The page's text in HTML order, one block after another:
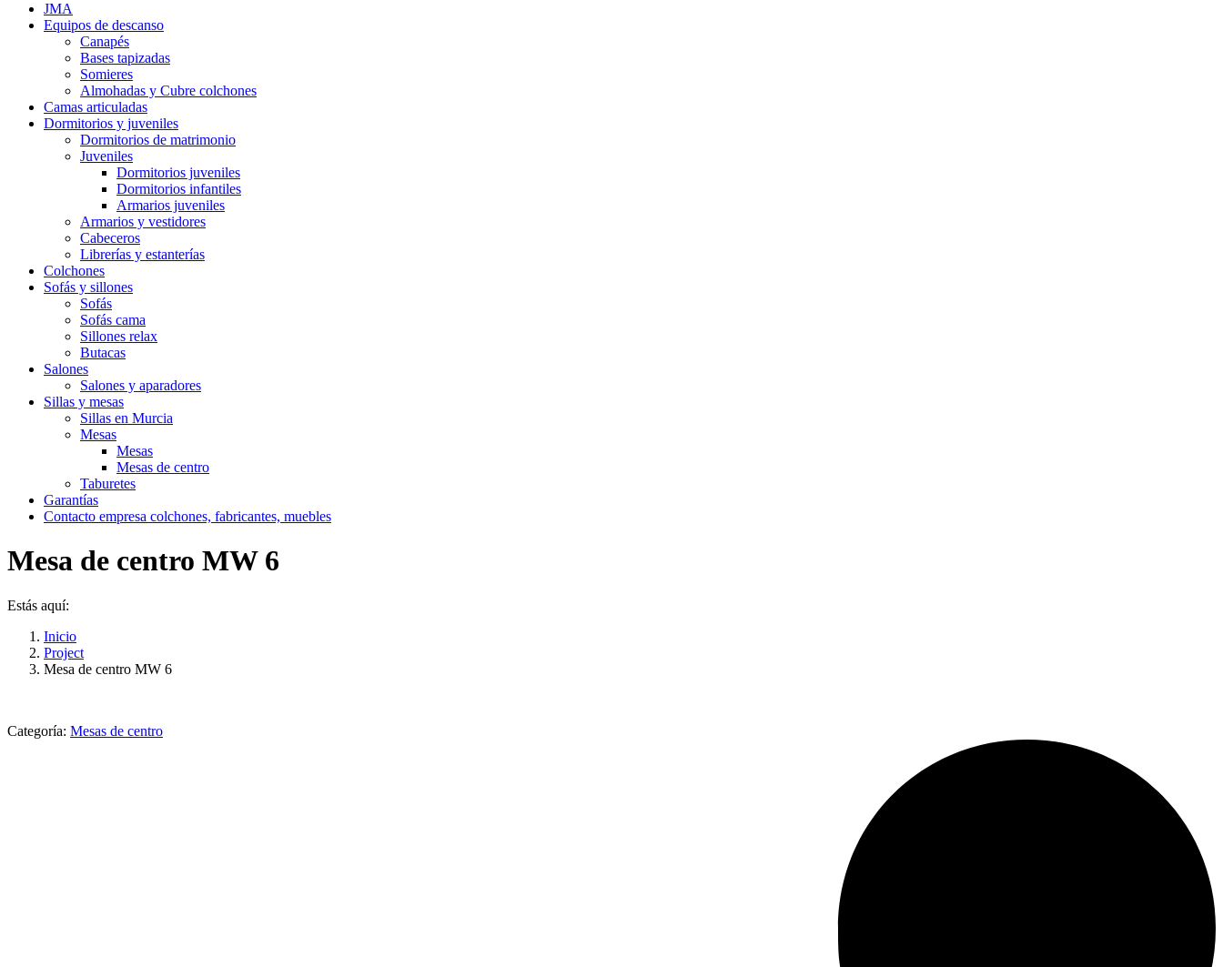
JMA
Equipos de descanso
Canapés
Bases tapizadas
Somieres
Almohadas y Cubre colchones
Camas articuladas
Dormitorios y juveniles
Dormitorios de matrimonio
Juveniles
Dormitorios juveniles
Dormitorios infantiles
Armarios juveniles
Armarios y vestidores
Cabeceros
Librerías y estanterías
Colchones
Sofás y sillones
Sofás
Sofás cama
Sillones relax
Butacas
Salones
Salones y aparadores
Sillas y mesas
Sillas en Murcia
Mesas
Mesas
Mesas de centro
Taburetes
Garantías
Contacto empresa colchones, fabricantes, muebles
Mesa de centro MW 6
Estás aquí:
Inicio
Project
Mesa de centro MW 6
Categoría: Mesas de centro